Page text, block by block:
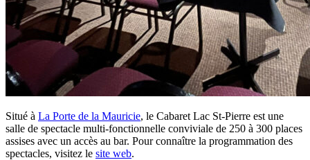
Situé à La Porte de la Mauricie, le Cabaret Lac St-Pierre est une
salle de spectacle multi-fonctionnelle conviviale de 250 à 300 places
assises avec un accès au bar. Pour connaître la programmation des
spectacles, visitez le site web.